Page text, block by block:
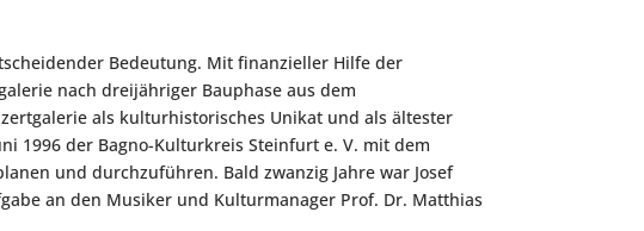
Bedeutung. Mit finanzieller Hilfe der
nach dreijähriger Bauphase aus dem
als kulturhistorisches Unikat und als ältester
1996 der Bagno-Kulturkreis Steinfurt e. V. mit dem
und durchzuführen. Bald zwanzig Jahre war Josef
an den Musiker und Kulturmanager Prof. Dr. Matthias